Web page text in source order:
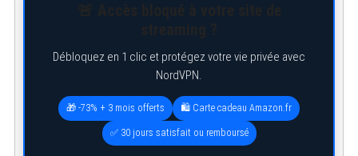
Débloquez en 1 clic et protégez votre vie privée avec
NordVPN.
🎁 -73% + 3 mois offerts 🛍️ Carte cadeau Amazon.fr
✅ 30 jours satisfait ou remboursé